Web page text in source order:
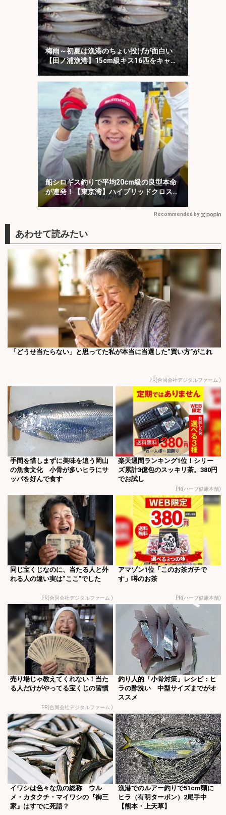
梅雨～初夏は漁港のちょい投げが面白い
【田ノ浦漁港】15cm級キス16匹をキャッ
チ！
船シロギス釣りで平均20cm級の良型本命
が連発！【東京湾】ハイブリッドクロスに
好反応
Recommended by
「どうせ当たらない」と思ってた私が本当に当選した“買い方”がこれ
PR(合同会社デジタルファーム )
手間を惜しまずに美味を追う岡山
の魚食文化 小骨が多いヒラにサ
ッパを好んで食す
楽天週間ランキング1位！シリー
ズ累計3億包のスッキリ茶。380円
でお試し
PR(ハーブ健康本舗)
同じ宝くじなのに、当たる人と外
れる人の違い実は“ここ”でした
PR(合同会社デジタルファーム )
アマゾン1位「このお茶ガチで
す」噂のお茶
PR(ハーブ健康本舗)
売り場じゃ教えてくれない！当た
る人だけがやってる宝くじの習慣
PR(合同会社デジタルファーム )
釣り人的「小骨対策」レシピ：ヒ
ラの酢洗い 中型サイズまでがオ
ススメ
イワシは色々な魚の総称 ウル
メ・カタクチ・マイワシの『御三
家』はすでに死語？
漁港でのルアー釣りで51cm頭に
ヒラ（有明ターポン）2尾手中
【熊本・上天草】